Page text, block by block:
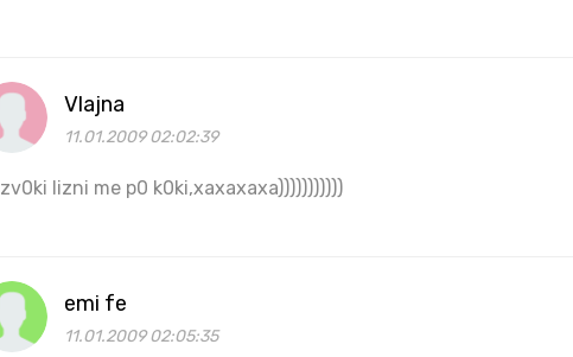
Vlajna
11.01.2009 02:02:39
zv0ki lizni me p0 k0ki,xaxaxaxa)))))))))))
emi fe
11.01.2009 02:05:35